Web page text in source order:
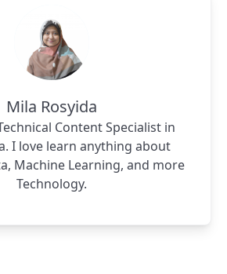
Mila Rosyida
Content Specialist in
I love learn anything about
Machine Learning, and more
Technology.